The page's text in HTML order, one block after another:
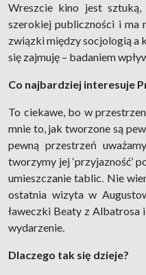
Wreszcie kino jest
szerokiej publiczności i ma
związki między socjologią a
się zajmuję – badaniem
Co najbardziej interesuje
To ciekawe, bo w
mnie to, jak tworzone są
pewną przestrzeń
tworzymy jej ‘przyjazność’
umieszczanie tablic. Nie
ostatnia wizyta w
ławeczki Beaty z Albatrosa
wydarzenie.
Dlaczego tak się dzieje?